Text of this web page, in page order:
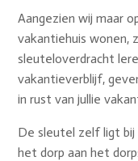
Aangezien wij maar
vakantiehuis wonen,
sleuteloverdracht
vakantieverblijf,
in rust van jullie
De sleutel zelf ligt bij
het dorp aan het